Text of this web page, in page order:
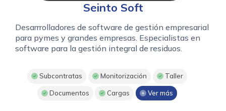
Seinto Soft
Desarrrolladores de software de gestión empresarial
para pymes y grandes empresas. Especialistas en
software para la gestión integral de residuos.
Subcontratas Monitorización Taller
Documentos Cargas Ver más